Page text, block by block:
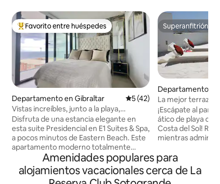
De los mejores en Favorito entre huéspedes
Favorito entre huéspedes
Departamento en Gibraltar Calificación promedio: 5 de
5 (42)
Vistas increíbles, junto a la playa,
apartamento entero
Disfruta de una estancia elegante en
esta suite Presidencial en E1 Suites & Spa,
a pocos minutos de Eastern Beach. Este
apartamento moderno totalmente
equipado y de alta especificación cuenta
con impresionantes vistas al
Mediterráneo y España. Los huéspedes
Superanfitrión
Superanfitrión
Departamento en
del Mar
La mejor terraza
¡Escápate al
ático de playa
Costa del Sol!
mientras admiras
barbacoa y cena
espaciosa
moderno y
Amenidades populares para
alojamientos vacacionales cerca de La